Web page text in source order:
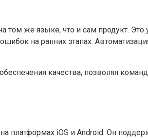
том же языке, что и сам продукт.
на ранних этапах.
качества, позволяя
платформах iOS и Android. Он